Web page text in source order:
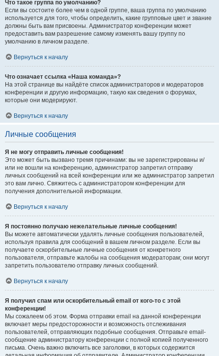
Что такое группа по умолчанию?
Если вы состоите более чем в одной группе, ваша группа по умолчанию
используется для того, чтобы определить, какие групповые цвет и звание
должны быть вам присвоены. Администратор конференции может
предоставить вам разрешение самому изменять вашу группу по
умолчанию в личном разделе.
Вернуться к началу
Что означает ссылка «Наша команда»?
На этой странице вы найдёте список администраторов и модераторов
конференции и другую информацию, такую как сведения о форумах,
которые они модерируют.
Вернуться к началу
Личные сообщения
Я не могу отправить личные сообщения!
Это может быть вызвано тремя причинами: вы не зарегистрированы и/
или не вошли на конференцию, администратор запретил отправку
личных сообщений на всей конференции или же администратор запретил
это вам лично. Свяжитесь с администратором конференции для
получения дополнительной информации.
Вернуться к началу
Я постоянно получаю нежелательные личные сообщения!
Вы можете автоматически удалять личные сообщения пользователей,
используя правила для сообщений в вашем личном разделе. Если вы
получаете оскорбительные личные сообщения от конкретного
пользователя, отправьте жалобы на сообщения модераторам; они могут
запретить пользователю отправку личных сообщений.
Вернуться к началу
Я получил спам или оскорбительный email от кого-то с этой
конференции!
Мы сожалеем об этом. Форма отправки email на данной конференции
включает меры предосторожности и возможность отслеживания
пользователей, отправляющих подобные сообщения. Отправьте email-
сообщение администратору конференции с полной копией полученного
письма. Очень важно включить все заголовки, в которых содержится